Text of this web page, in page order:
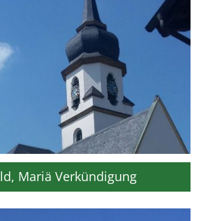
Mariä Verkündigung